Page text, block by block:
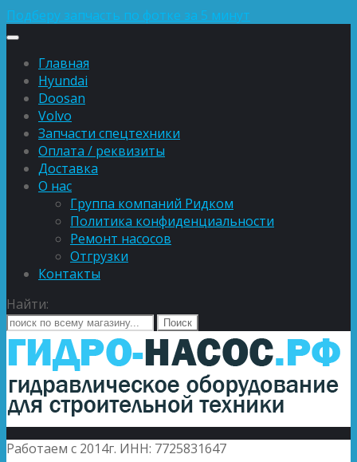
Подберу запчасть по фотке за 5 минут
Главная
Hyundai
Doosan
Volvo
Запчасти спецтехники
Оплата / реквизиты
Доставка
О нас
Группа компаний Ридком
Политика конфиденциальности
Ремонт насосов
Отгрузки
Контакты
Найти:
Работаем с 2014г. ИНН: 7725831647